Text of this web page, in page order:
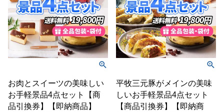
お肉とスイーツの美味しい
お手軽景品4点セット【商
品引換券】【即納商品】
平牧三元豚がメインの美味
しいお手軽景品4点セット
【商品引換券】【即納商